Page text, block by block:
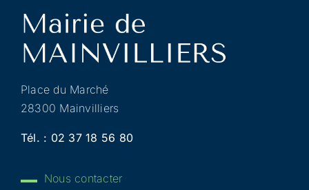
Place du Marché
28300 Mainvilliers
Tél. : 02 37 18 56 80
Nous contacter